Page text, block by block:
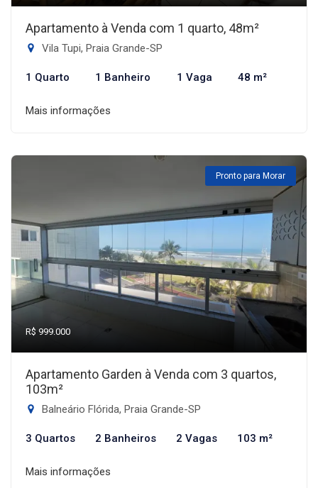
Apartamento à Venda com 1 quarto, 48m²
Vila Tupi, Praia Grande-SP
1 Quarto 1 Banheiro 1 Vaga 48 m²
Mais informações
Pronto para Morar
R$ 999.000
Apartamento Garden à Venda com 3 quartos,
103m²
Balneário Flórida, Praia Grande-SP
3 Quartos 2 Banheiros 2 Vagas 103 m²
Mais informações